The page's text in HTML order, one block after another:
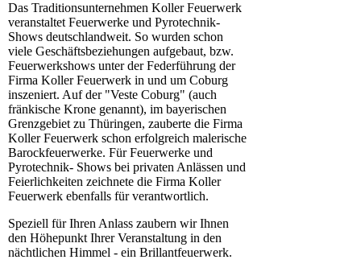
Das Traditionsunternehmen Koller Feuerwerk
veranstaltet Feuerwerke und Pyrotechnik-
Shows deutschlandweit. So wurden schon
viele Geschäftsbeziehungen aufgebaut, bzw.
Feuerwerkshows unter der Federführung der
Firma Koller Feuerwerk in und um Coburg
inszeniert. Auf der "Veste Coburg" (auch
fränkische Krone genannt), im bayerischen
Grenzgebiet zu Thüringen, zauberte die Firma
Koller Feuerwerk schon erfolgreich malerische
Barockfeuerwerke. Für Feuerwerke und
Pyrotechnik- Shows bei privaten Anlässen und
Feierlichkeiten zeichnete die Firma Koller
Feuerwerk ebenfalls für verantwortlich.
Speziell für Ihren Anlass zaubern wir Ihnen
den Höhepunkt Ihrer Veranstaltung in den
nächtlichen Himmel - ein Brillantfeuerwerk.